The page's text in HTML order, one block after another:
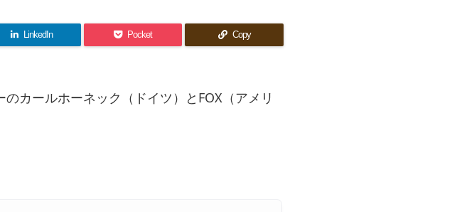
LinkedIn Pocket Copy
カールホーネック（ドイツ）とFOX（アメリ